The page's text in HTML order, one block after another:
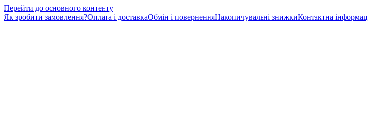
Перейти до основного контенту
Як зробити замовлення?Оплата і доставкаОбмін і поверненняНакопичувальні знижкиКонтактна